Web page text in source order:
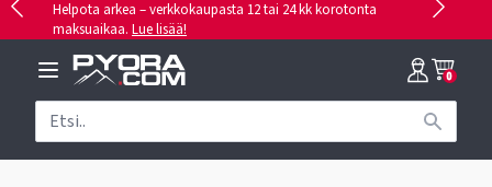
Helpota arkea – verkkokaupasta 12 tai 24 kk korotonta
maksuaikaa. Lue lisää!
0